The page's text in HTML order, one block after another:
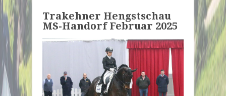
Trakehner Hengstschau
MS-Handorf Februar 2025